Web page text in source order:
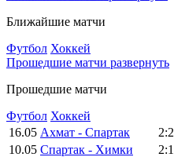
Ближайшие матчи
Футбол Хоккей
Прошедшие матчи развернуть
Прошедшие матчи
Футбол Хоккей
16.05 Ахмат - Спартак 2:2
10.05 Спартак - Химки 2:1